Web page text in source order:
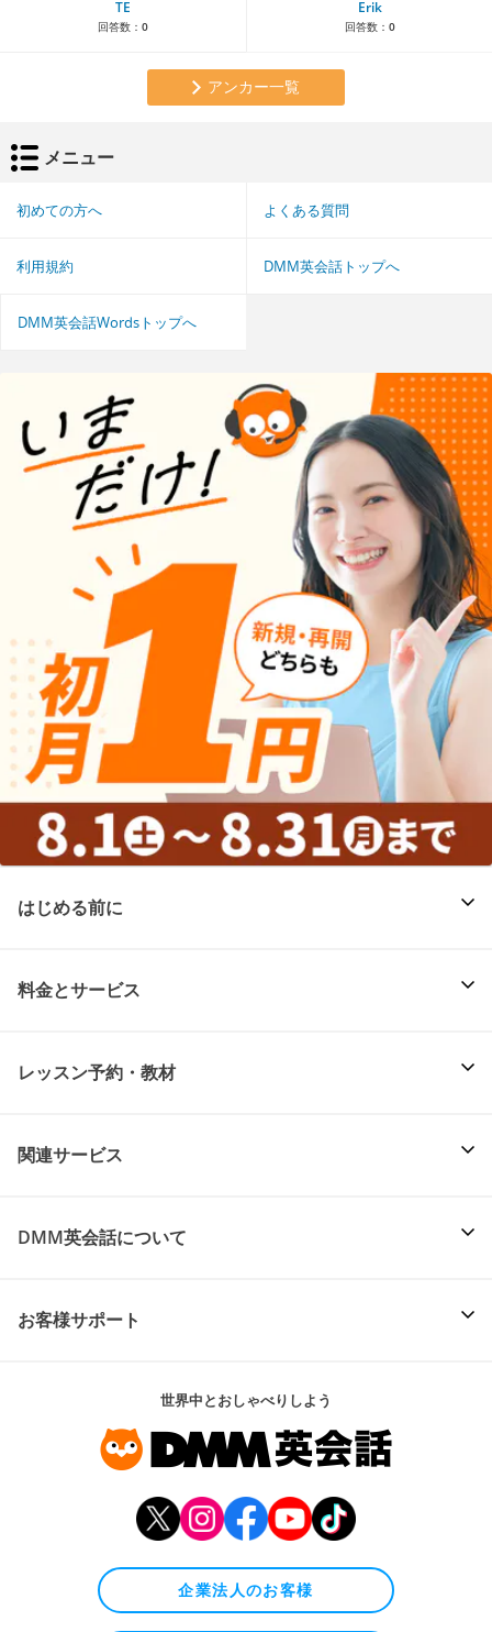
TE
回答数： 0
Erik
回答数： 0
アンカー一覧
メニュー
初めての方へ よくある質問
利用規約 DMM英会話トップへ
DMM英会話Wordsトップへ
はじめる前に
料金とサービス
レッスン予約・教材
関連サービス
DMM英会話について
お客様サポート
世界中とおしゃべりしよう
企業法人のお客様